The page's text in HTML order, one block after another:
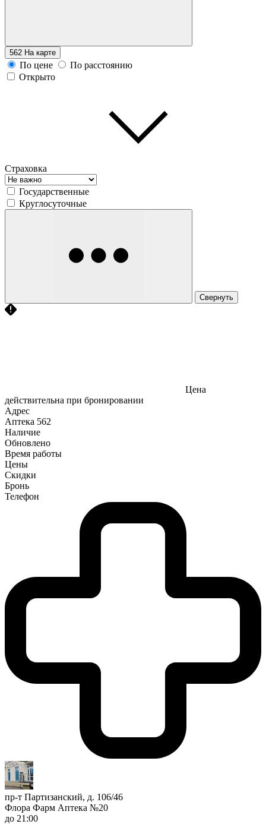
562 На карте
По цене
По расстоянию
Открыто
Страховка
Государственные
Круглосуточные
Свернуть
Цена
действительна при бронировании
Адрес
Аптека 562
Наличие
Обновлено
Время работы
Цены
Скидки
Бронь
Телефон
пр-т Партизанский, д. 106/46
Флора Фарм Аптека №20
до 21:00